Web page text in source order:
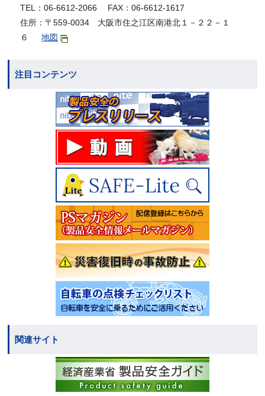
TEL：06-6612-2066 FAX：06-6612-1617
住所：〒559-0034 大阪市住之江区南港北１－２２－１
６
地図
注目コンテンツ
関連サイト